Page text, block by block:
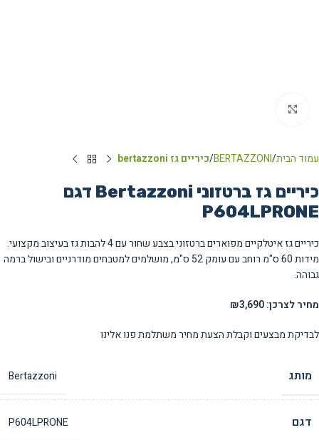
עמוד הבית BERTAZZONI כיריים גז bertazzoni
כיריים גז ברטזוני Bertazzoni דגם
P604LPRONE
כיריים גז איטלקיים מפוארים ברטזוני בצבע שחור עם 4 להבות גז בעיצוב מקצועי.
מידות 60 ס"מ רוחב עם עומק 52 ס"מ, מושלמים למטבחים מודרניים ובישול ברמה
גבוהה.
מחיר לצרכן: ₪3,690
לבדיקת מבצעים וקבלת הצעת מחיר משתלמת פנו אלינו
מותג Bertazzoni
דגם P604LPRONE